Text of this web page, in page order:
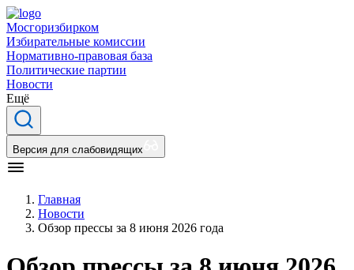
Мосгоризбирком
Избирательные комиссии
Нормативно-правовая база
Политические партии
Новости
Ещё
Версия для слабовидящих
Главная
Новости
Обзор прессы за 8 июня 2026 года